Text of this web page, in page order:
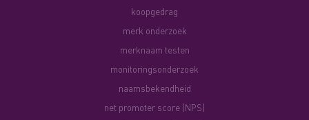
koopgedrag
merk onderzoek
merknaam testen
monitoringsonderzoek
naamsbekendheid
net promoter score (NPS)